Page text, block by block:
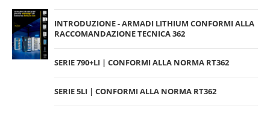
INTRODUZIONE - ARMADI LITHIUM CONFORMI ALLA
RACCOMANDAZIONE TECNICA 362
SERIE 790+LI | CONFORMI ALLA NORMA RT362
SERIE 5LI | CONFORMI ALLA NORMA RT362